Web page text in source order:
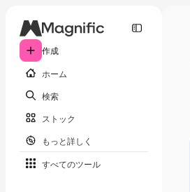
作成
ホーム
検索
ストック
もっと詳しく
すべてのツール